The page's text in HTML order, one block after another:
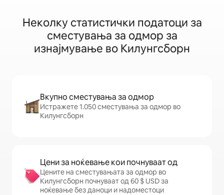
Неколку статистички податоци за
сместувања за одмор за
изнајмување во Килунгсборн
Вкупно сместувања за одмор
Истражете 1.050 сместувања за одмор во
Килунгсборн
Цени за ноќевање кои почнуваат од
Цените на сместувањата за одмор во
Килунгсборн почнуваат од 60 $ USD за
ноќевање без даноци и надоместоци